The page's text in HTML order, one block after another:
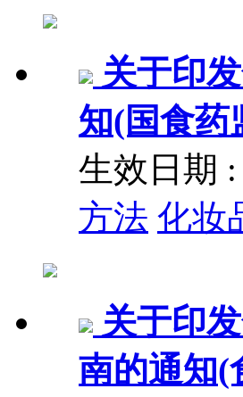
关于印
知(国食药
生效日期
方法 化妆
关于印
南的通知(